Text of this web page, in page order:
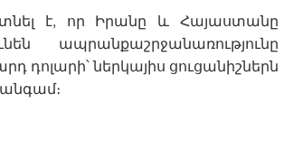
է, որ Իրանը և Հայաստանը
ապրանքաշրջանառությունը
դոլարի՝ ներկայիս ցուցանիշներն